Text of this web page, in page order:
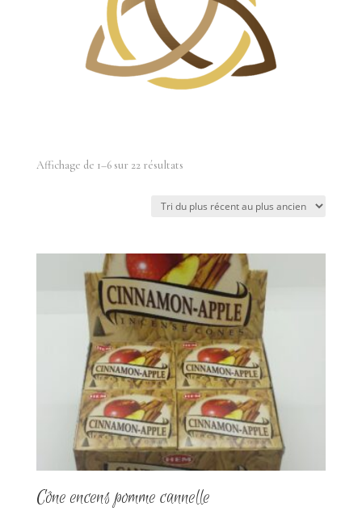
Affichage de 1–6 sur 22 résultatsTrié
du
récent
au
plus
ancien
Cône encens pomme cannelle